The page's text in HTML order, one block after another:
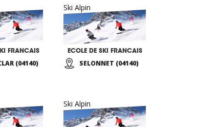
FRANCAIS
(04140)
Ski Alpin
ECOLE DE SKI FRANCAIS
SELONNET (04140)
Ski Alpin